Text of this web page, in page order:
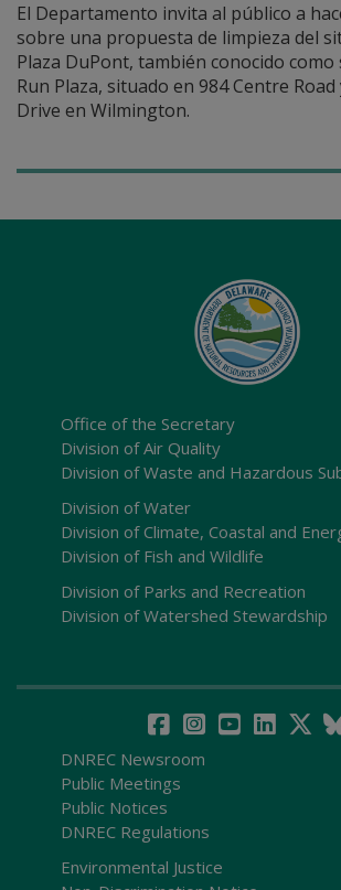
El Departamento invita al público a
sobre una propuesta de limpieza del
Plaza DuPont, también conocido
Run Plaza, situado en 984 Centre Road
Drive en Wilmington.
Office of the Secretary
Division of Air Quality
Division of Waste and Hazardous
Division of Water
Division of Climate, Coastal and
Division of Fish and Wildlife
Division of Parks and Recreation
Division of Watershed Stewardship
DNREC Newsroom
Public Meetings
Public Notices
DNREC Regulations
Environmental Justice